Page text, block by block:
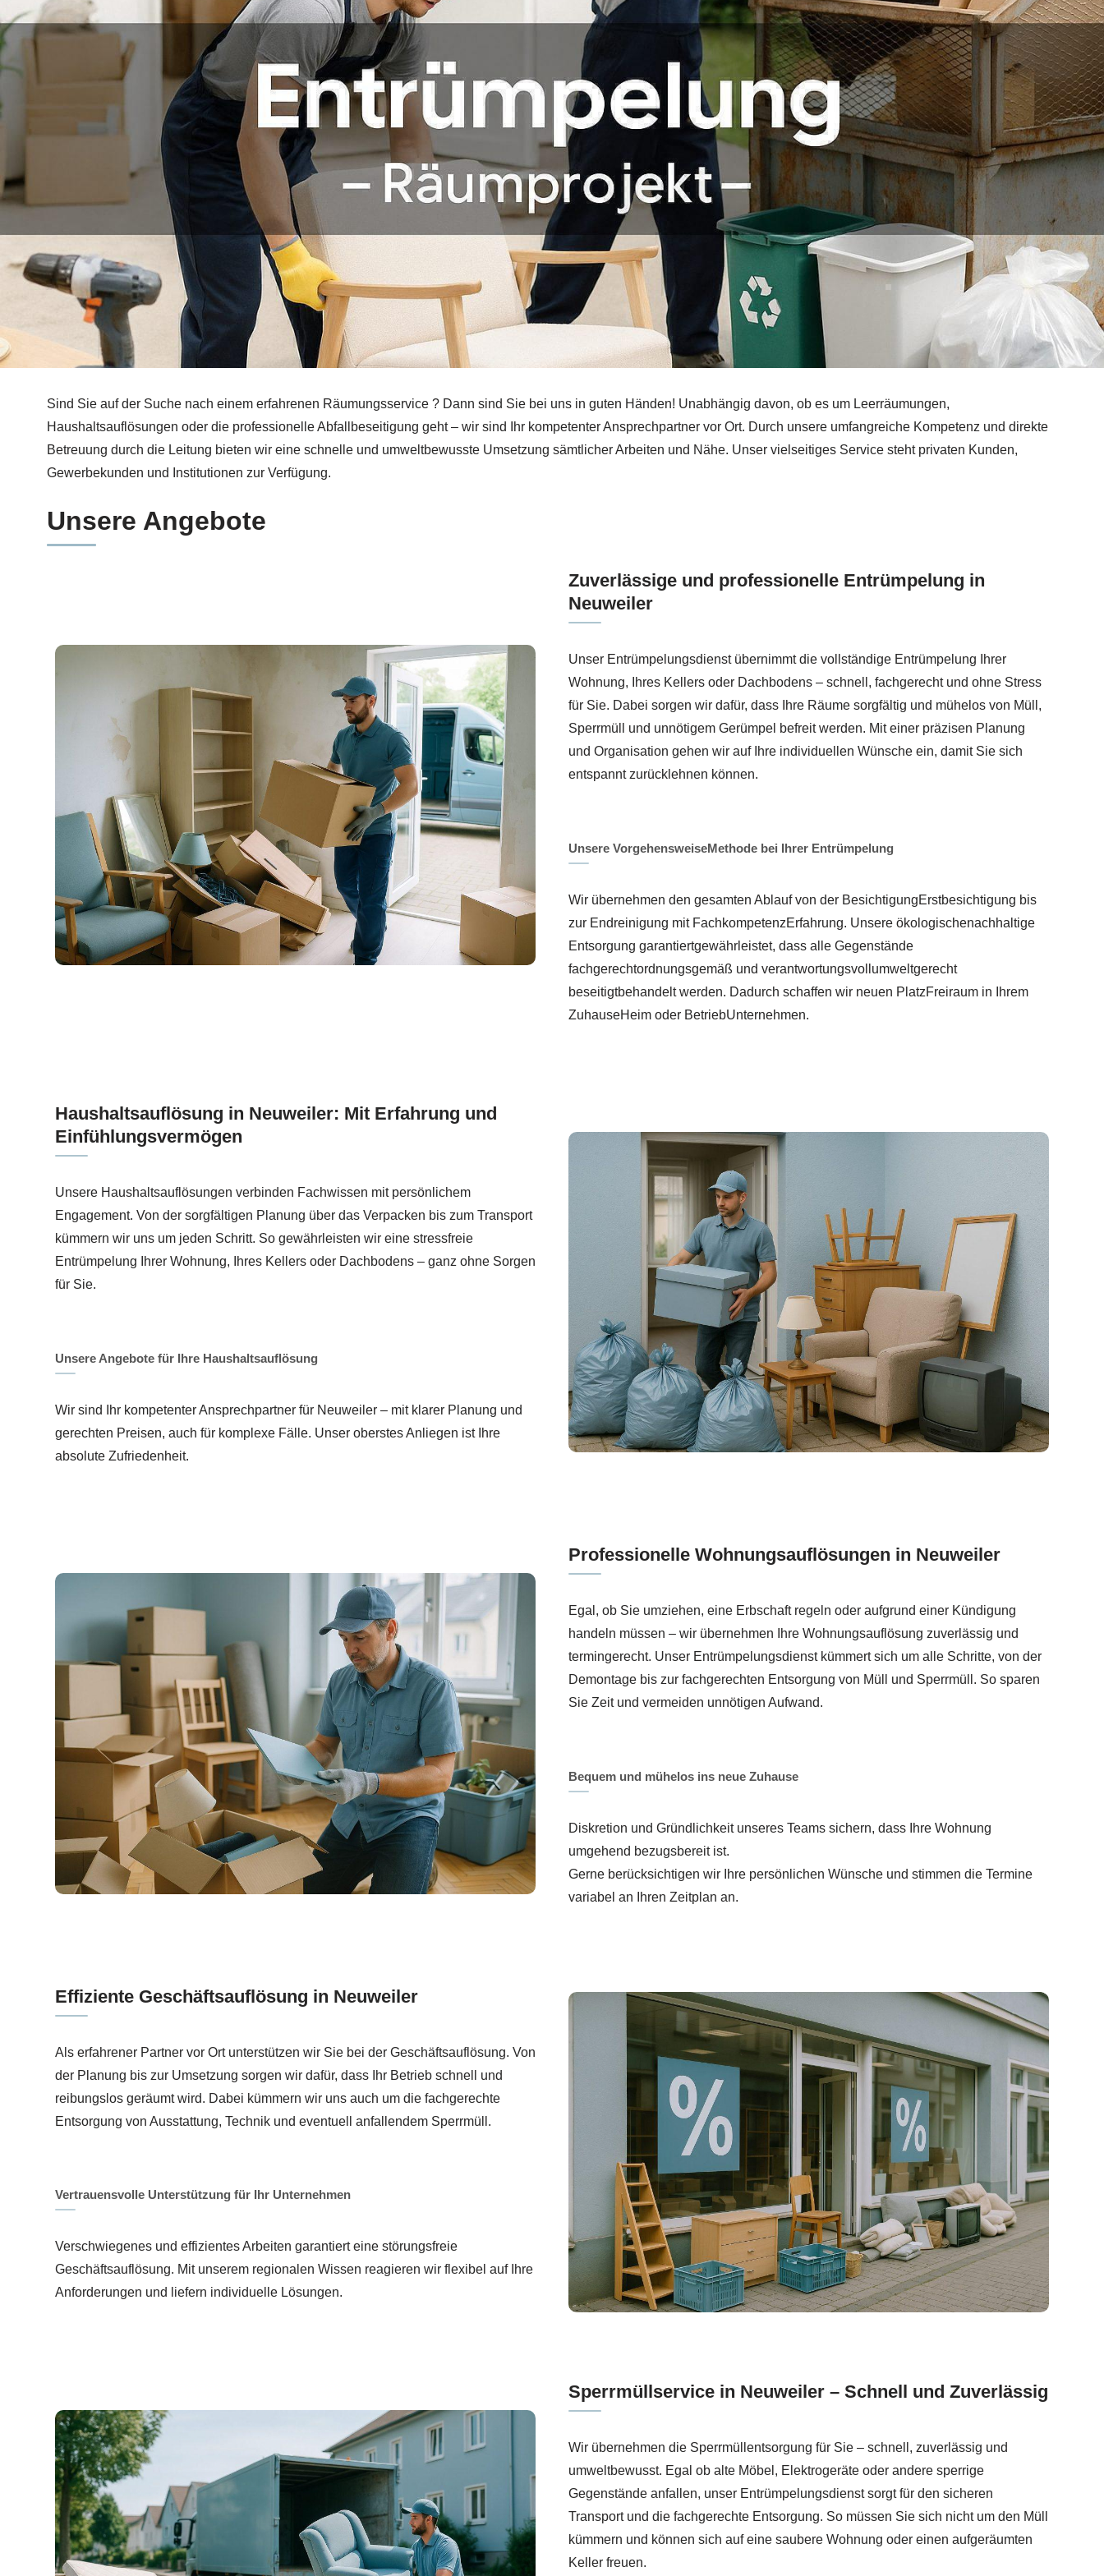
Gleich Entrümpelung für Neuweiler buchen bei 🏡RäumProjekt und ↗️Haushaltsauflösung, Entrümpelungsfirma, Wohnungsauflösung, Messie Wohnung entrümpeln.
Sind Sie auf der Suche nach einem erfahrenen Räumungsservice ? Dann sind Sie bei uns in guten Händen! Unabhängig davon, ob es um Leerräumungen,
Haushaltsauflösungen oder die professionelle Abfallbeseitigung geht – wir sind Ihr kompetenter Ansprechpartner vor Ort. Durch unsere umfangreiche Kompetenz und direkte
Betreuung durch die Leitung bieten wir eine schnelle und umweltbewusste Umsetzung sämtlicher Arbeiten und Nähe. Unser vielseitiges Service steht privaten Kunden,
Gewerbekunden und Institutionen zur Verfügung.
Unsere Angebote
Zuverlässige und professionelle Entrümpelung in
Neuweiler
Unser Entrümpelungsdienst übernimmt die vollständige Entrümpelung Ihrer
Wohnung, Ihres Kellers oder Dachbodens – schnell, fachgerecht und ohne Stress
für Sie. Dabei sorgen wir dafür, dass Ihre Räume sorgfältig und mühelos von Müll,
Sperrmüll und unnötigem Gerümpel befreit werden. Mit einer präzisen Planung
und Organisation gehen wir auf Ihre individuellen Wünsche ein, damit Sie sich
entspannt zurücklehnen können.
Unsere VorgehensweiseMethode bei Ihrer Entrümpelung
Wir übernehmen den gesamten Ablauf von der BesichtigungErstbesichtigung bis
zur Endreinigung mit FachkompetenzErfahrung. Unsere ökologischenachhaltige
Entsorgung garantiertgewährleistet, dass alle Gegenstände
fachgerechtordnungsgemäß und verantwortungsvollumweltgerecht
beseitigtbehandelt werden. Dadurch schaffen wir neuen PlatzFreiraum in Ihrem
ZuhauseHeim oder BetriebUnternehmen.
Haushaltsauflösung in Neuweiler: Mit Erfahrung und
Einfühlungsvermögen
Unsere Haushaltsauflösungen verbinden Fachwissen mit persönlichem
Engagement. Von der sorgfältigen Planung über das Verpacken bis zum Transport
kümmern wir uns um jeden Schritt. So gewährleisten wir eine stressfreie
Entrümpelung Ihrer Wohnung, Ihres Kellers oder Dachbodens – ganz ohne Sorgen
für Sie.
Unsere Angebote für Ihre Haushaltsauflösung
Wir sind Ihr kompetenter Ansprechpartner für Neuweiler – mit klarer Planung und
gerechten Preisen, auch für komplexe Fälle. Unser oberstes Anliegen ist Ihre
absolute Zufriedenheit.
Professionelle Wohnungsauflösungen in Neuweiler
Egal, ob Sie umziehen, eine Erbschaft regeln oder aufgrund einer Kündigung
handeln müssen – wir übernehmen Ihre Wohnungsauflösung zuverlässig und
termingerecht. Unser Entrümpelungsdienst kümmert sich um alle Schritte, von der
Demontage bis zur fachgerechten Entsorgung von Müll und Sperrmüll. So sparen
Sie Zeit und vermeiden unnötigen Aufwand.
Bequem und mühelos ins neue Zuhause
Diskretion und Gründlichkeit unseres Teams sichern, dass Ihre Wohnung
umgehend bezugsbereit ist.
Gerne berücksichtigen wir Ihre persönlichen Wünsche und stimmen die Termine
variabel an Ihren Zeitplan an.
Effiziente Geschäftsauflösung in Neuweiler
Als erfahrener Partner vor Ort unterstützen wir Sie bei der Geschäftsauflösung. Von
der Planung bis zur Umsetzung sorgen wir dafür, dass Ihr Betrieb schnell und
reibungslos geräumt wird. Dabei kümmern wir uns auch um die fachgerechte
Entsorgung von Ausstattung, Technik und eventuell anfallendem Sperrmüll.
Vertrauensvolle Unterstützung für Ihr Unternehmen
Verschwiegenes und effizientes Arbeiten garantiert eine störungsfreie
Geschäftsauflösung. Mit unserem regionalen Wissen reagieren wir flexibel auf Ihre
Anforderungen und liefern individuelle Lösungen.
Sperrmüllservice in Neuweiler – Schnell und Zuverlässig
Wir übernehmen die Sperrmüllentsorgung für Sie – schnell, zuverlässig und
umweltbewusst. Egal ob alte Möbel, Elektrogeräte oder andere sperrige
Gegenstände anfallen, unser Entrümpelungsdienst sorgt für den sicheren
Transport und die fachgerechte Entsorgung. So müssen Sie sich nicht um den Müll
kümmern und können sich auf eine saubere Wohnung oder einen aufgeräumten
Keller freuen.